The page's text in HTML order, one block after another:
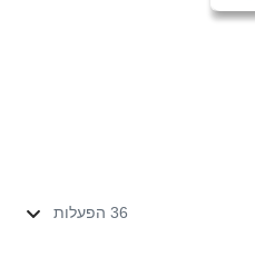
36 הפעלות